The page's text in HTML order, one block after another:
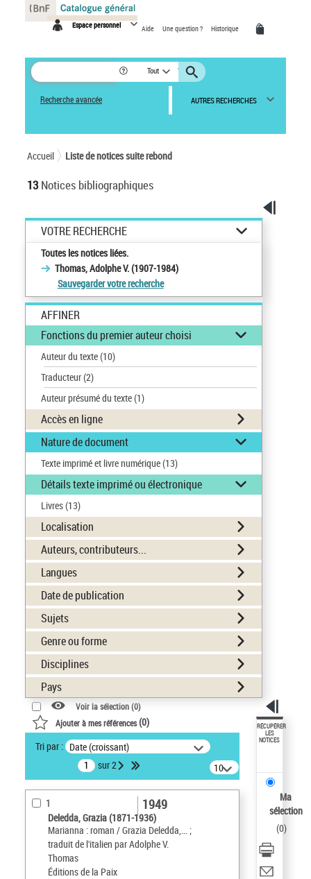
Espace personnel Aide Une question ? Historique
Tout
Recherche avancée AUTRES RECHERCHES
Accueil Liste de notices suite rebond
13 Notices bibliographiques
VOTRE RECHERCHE
Toutes les notices liées.
Thomas, Adolphe V. (1907-1984)
Sauvegarder votre recherche
AFFINER
Fonctions du premier auteur choisi
Auteur du texte(10)
Traducteur(2)
Auteur présumé du texte(1)
Accès en ligne
Nature de document
Texte imprimé et livre numérique(13)
Détails texte imprimé ou électronique
Livres(13)
Localisation
Auteurs, contributeurs...
Langues
Date de publication
Sujets
Genre ou forme
Disciplines
Pays
Voir la sélection (0)
Ajouter à mes références(0)
Tri par : Date (croissant)
sur 2
10
résultats/page
1
Deledda, Grazia (1871-1936)
Marianna : roman / Grazia Deledda,... ;
traduit de l'italien par Adolphe V.
Thomas
Éditions de la Paix
1949
RÉCUPÉRER
LES
NOTICES
Ma
sélection
(0)
Panneau de gestion des cookies